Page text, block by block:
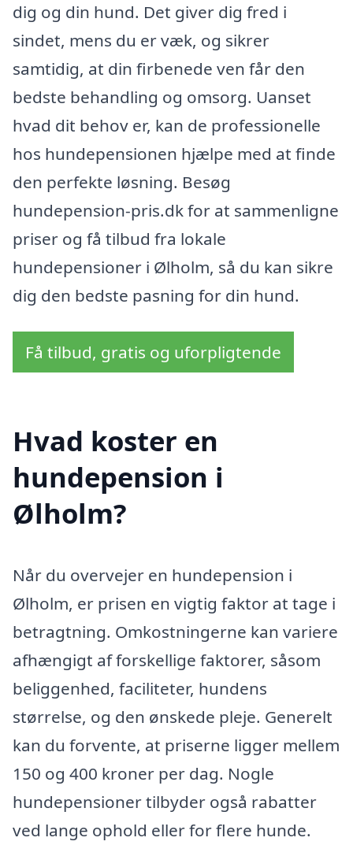
dig og din hund. Det giver dig fred i
sindet, mens du er væk, og sikrer
samtidig, at din firbenede ven får den
bedste behandling og omsorg. Uanset
hvad dit behov er, kan de professionelle
hos hundepensionen hjælpe med at finde
den perfekte løsning. Besøg
hundepension-pris.dk for at sammenligne
priser og få tilbud fra lokale
hundepensioner i Ølholm, så du kan sikre
dig den bedste pasning for din hund.
Få tilbud, gratis og uforpligtende
Hvad koster en
hundepension i
Ølholm?
Når du overvejer en hundepension i
Ølholm, er prisen en vigtig faktor at tage i
betragtning. Omkostningerne kan variere
afhængigt af forskellige faktorer, såsom
beliggenhed, faciliteter, hundens
størrelse, og den ønskede pleje. Generelt
kan du forvente, at priserne ligger mellem
150 og 400 kroner per dag. Nogle
hundepensioner tilbyder også rabatter
ved lange ophold eller for flere hunde.